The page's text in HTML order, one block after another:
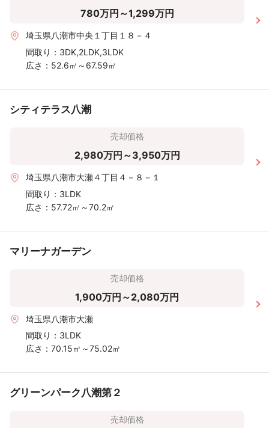
780万円～1,299万円
埼玉県八潮市中央１丁目１８－４
間取り： 3DK,2LDK,3LDK
広さ： 52.6㎡～67.59㎡
シティテラス八潮
売却価格
2,980万円～3,950万円
埼玉県八潮市大瀬４丁目４－８－１
間取り： 3LDK
広さ： 57.72㎡～70.2㎡
マリーナガーデン
売却価格
1,900万円～2,080万円
埼玉県八潮市大瀬
間取り： 3LDK
広さ： 70.15㎡～75.02㎡
グリーンパーク八潮第２
売却価格